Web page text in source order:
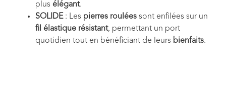
plus élégant.
SOLIDE: Les pierres roulées sont enfilées sur un
fil élastique résistant, permettant un port
quotidien tout en bénéficiant de leurs bienfaits.